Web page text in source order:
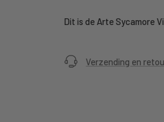
Dit is de Arte Sycamore
Verzending en